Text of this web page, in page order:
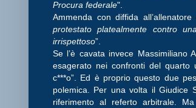
Procura federale".
Ammenda con diffida
protestato platealmente contro
irrispettoso”.
Se l’è cavata invece Massimiliano
esagerato nei confronti del quarto
c***o”. Ed è proprio questo due
polemica. Per una volta il Giudice
riferimento al referto arbitrale.